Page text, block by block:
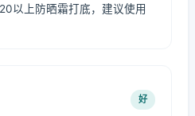
以上防晒霜打底，建议使用
好